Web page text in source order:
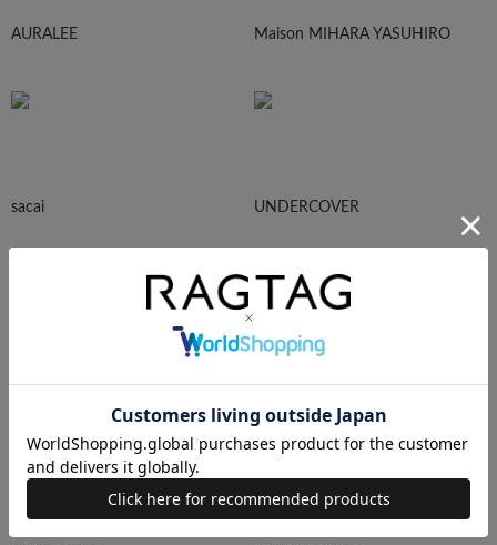
AURALEE Maison MIHARA YASUHIRO
sacai UNDERCOVER
N.HOOLYWOOD Needles